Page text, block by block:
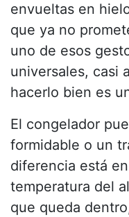
envueltas en
que ya no
uno de esos
universales, casi
hacerlo bien es
El congelador
formidable o un
diferencia está
temperatura del
que queda